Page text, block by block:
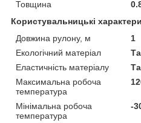
Товщина
Користувальницькі
Довжина рулону, м
1
Екологічний матеріал
Еластичність матеріалу
Максимальна робоча
температура
Мінімальна робоча
температура
-